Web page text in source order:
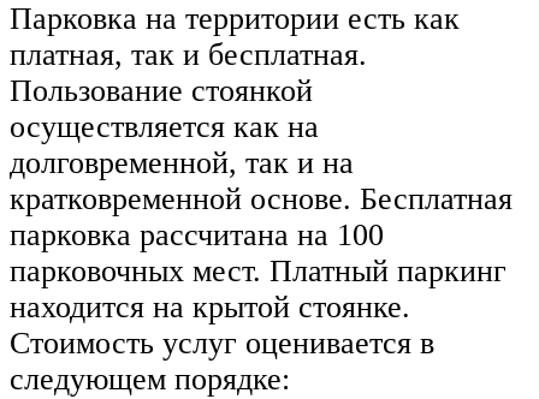
Парковка на территории есть как
платная, так и бесплатная.
Пользование стоянкой
осуществляется как на
долговременной, так и на
кратковременной основе. Бесплатная
парковка рассчитана на 100
парковочных мест. Платный паркинг
находится на крытой стоянке.
Стоимость услуг оценивается в
следующем порядке: